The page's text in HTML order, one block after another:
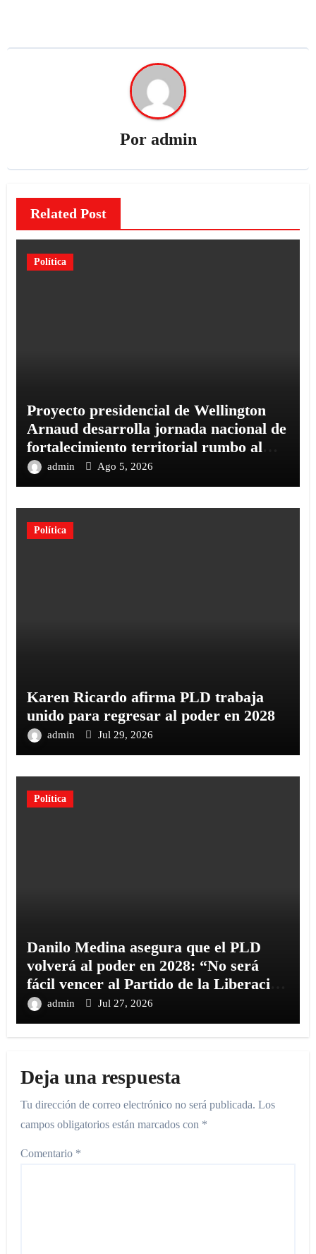
Por admin
Related Post
Política
Proyecto presidencial de Wellington
Arnaud desarrolla jornada nacional de
fortalecimiento territorial rumbo al
2028admin Ago 5, 2026
Política
Karen Ricardo afirma PLD trabaja
unido para regresar al poder en 2028
admin Jul 29, 2026
Política
Danilo Medina asegura que el PLD
volverá al poder en 2028: “No será
fácil vencer al Partido de la Liberación
Dominicana”
admin Jul 27, 2026
Deja una respuesta
Tu dirección de correo electrónico no será publicada. Los
campos obligatorios están marcados con *
Comentario *